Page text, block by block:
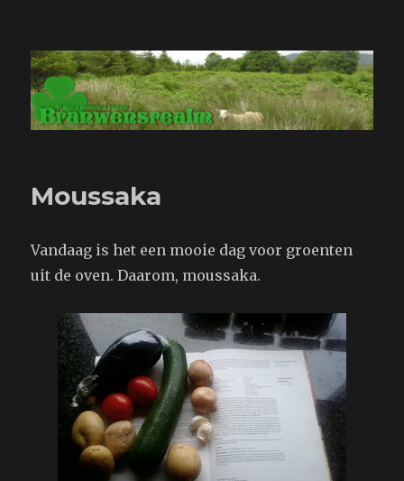
Branwensrealm.com
Moussaka
Vandaag is het een mooie dag voor groenten
uit de oven. Daarom, moussaka.